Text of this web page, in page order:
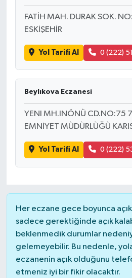
FATİH MAH. DURAK SOK.
ESKİŞEHİR
Yol Tarifi Al 0 (222)
Beylıkova Eczanesi
YENI MH.INÖNÜ CD.NO:75 7
EMNİYET MÜDÜRLÜĞÜ
Yol Tarifi Al 0 (222)
Her eczane gece boyunca
sadece gerektiğinde açık
beklenmedik durumlar
gelemeyebilir. Bu nedenle,
eczanenin açık olduğunu
etmeniz iyi bir fikir olacaktır.